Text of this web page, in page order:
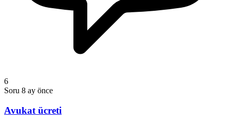
6
Soru 8 ay önce
Avukat ücreti